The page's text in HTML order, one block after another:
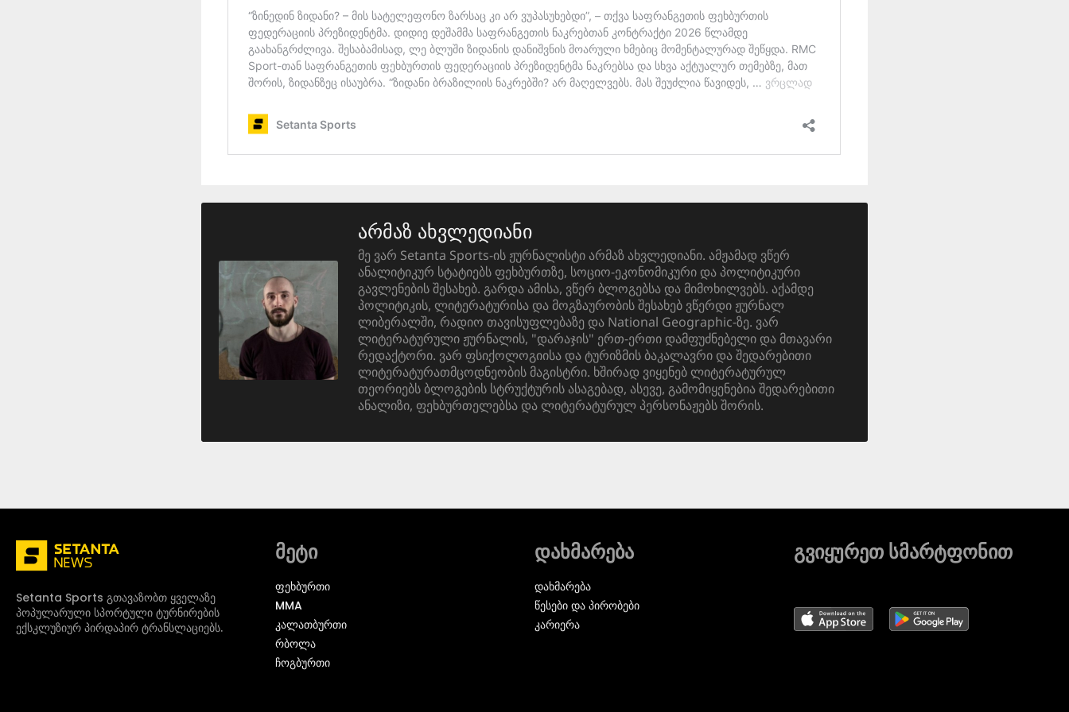
არმაზ ახვლედიანი
მე ვარ Setanta Sports-ის ჟურნალისტი არმაზ ახვლედიანი. ამჟამად ვწერ
ანალიტიკურ სტატიებს ფეხბურთზე, სოციო-ეკონომიკური და პოლიტიკური
გავლენების შესახებ. გარდა ამისა, ვწერ ბლოგებსა და მიმოხილვებს. აქამდე
პოლიტიკის, ლიტერატურისა და მოგზაურობის შესახებ ვწერდი ჟურნალ
ლიბერალში, რადიო თავისუფლებაზე და National Geographic-ზე. ვარ
ლიტერატურული ჟურნალის, "დარაჯის" ერთ-ერთი დამფუძნებელი და მთავარი
რედაქტორი. ვარ ფსიქოლოგიისა და ტურიზმის ბაკალავრი და შედარებითი
ლიტერატურათმცოდნეობის მაგისტრი. ხშირად ვიყენებ ლიტერატურულ
თეორიებს ბლოგების სტრუქტურის ასაგებად, ასევე, გამომიყენებია შედარებითი
ანალიზი, ფეხბურთელებსა და ლიტერატურულ პერსონაჟებს შორის.
Setanta Sports გთავაზობთ ყველაზე
პოპულარული სპორტული ტურნირების
ექსკლუზიურ პირდაპირ ტრანსლაციებს.
მეტი
ᲤᲔᲮᲑᲣᲠᲗᲘ
MMA
ᲙᲐᲚᲐᲗᲑᲣᲠᲗᲘ
ᲠᲑᲝᲚᲐ
ᲩᲝᲒᲑᲣᲠᲗᲘ
დახმარება
დახმარება
წესები და პირობები
კარიერა
გვიყურეთ სმარტფონით